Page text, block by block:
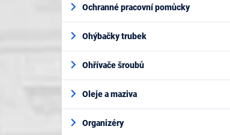
Ochranné pracovní pomůcky
Ohýbačky trubek
Ohřívače šroubů
Oleje a maziva
Organizéry